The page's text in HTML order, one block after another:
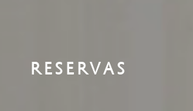
RESERVAS